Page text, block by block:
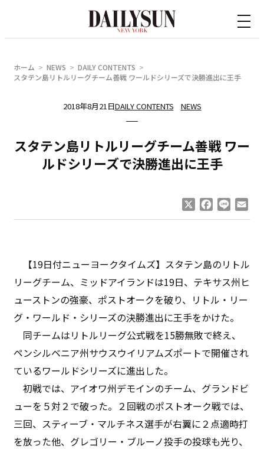
ホーム NEWS
DAILY CONTENTS
スタテン島リトルリーグチーム善戦 ワールドシリーズで決勝進出に王手
2018年8月21日DAILY CONTENTS NEWS
スタテン島リトルリーグチーム善戦 ワー
ルドシリーズで決勝進出に王手
Facebook
Line
【19日付ニューヨークタイムズ】スタテン島のリトル
リーグチーム、ミッドアイランドは19日、テキサス州ヒ
ューストンの強豪、ポストオークを破り、リトル・リー
グ・ワールド・シリーズの決勝進出に王手をかけた。
同チームはリトルリーグ公式戦を15勝無敗で終え、
ペンシルベニア州サウスウイリアムズポートで開催され
ているワールドシリーズに進出した。
初戦では、アイオワ州デモインのチーム、グランドビ
ューを５対２で破った。２回戦のポストオーク戦では、
三回、スティーブ・マルチネス選手が右翼に２点適時打
を放った他、グレゴリー・ブルーノ投手の投球も光り、